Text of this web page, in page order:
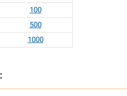
100
500
1000